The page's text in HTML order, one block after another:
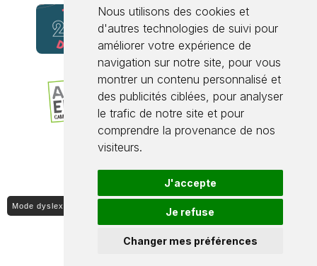
Nous utilisons des cookies et
d'autres technologies de suivi pour
améliorer votre expérience de
navigation sur notre site, pour vous
montrer un contenu personnalisé et
des publicités ciblées, pour analyser
le trafic de notre site et pour
comprendre la provenance de nos
visiteurs.
J'accepte
Je refuse
Changer mes préférences
Mode dyslexique ON / OFF